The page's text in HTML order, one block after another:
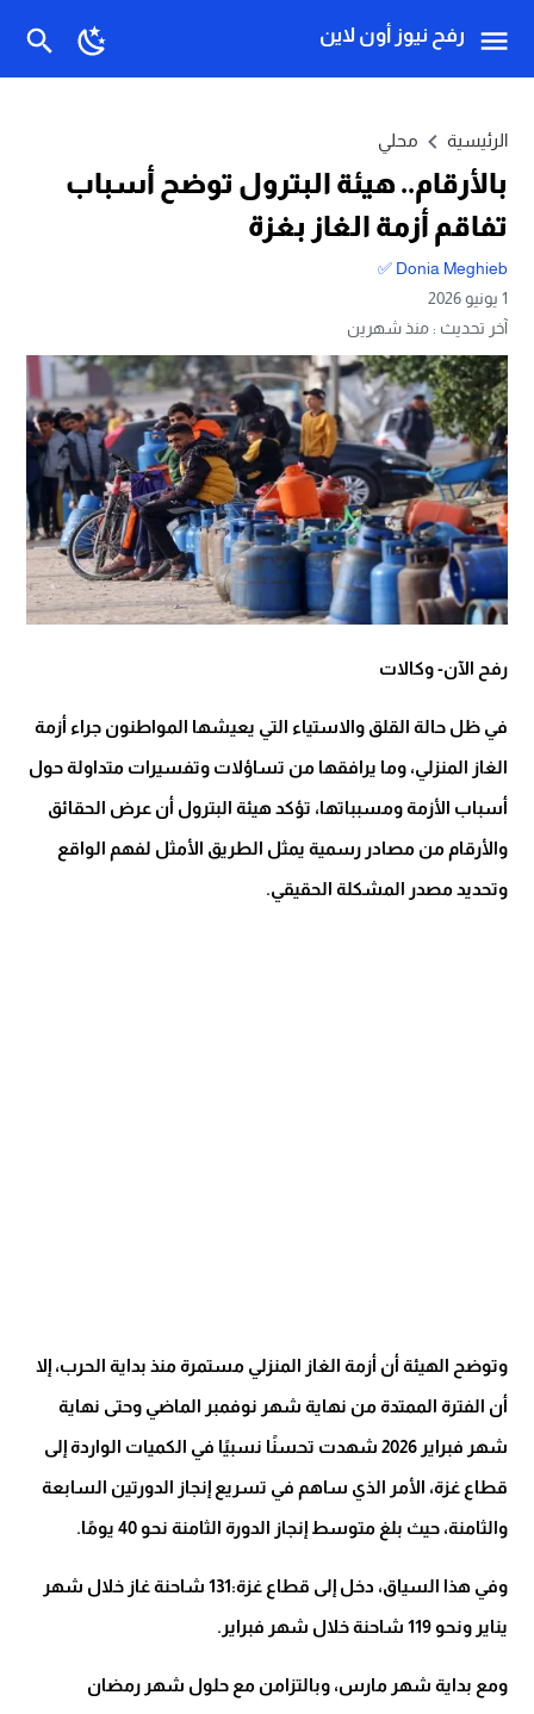
رفح نيوز أون لاين
الرئيسية محلي
بالأرقام.. هيئة البترول توضح أسباب
تفاقم أزمة الغاز بغزة
Donia Meghieb ✅
1 يونيو 2026
آخر تحديث :منذ شهرين
رفح الآن- وكالات
في ظل حالة القلق والاستياء التي يعيشها المواطنون جراء أزمة
الغاز المنزلي، وما يرافقها من تساؤلات وتفسيرات متداولة حول
أسباب الأزمة ومسبباتها، تؤكد هيئة البترول أن عرض الحقائق
والأرقام من مصادر رسمية يمثل الطريق الأمثل لفهم الواقع
وتحديد مصدر المشكلة الحقيقي.
وتوضح الهيئة أن أزمة الغاز المنزلي مستمرة منذ بداية الحرب، إلا
أن الفترة الممتدة من نهاية شهر نوفمبر الماضي وحتى نهاية
شهر فبراير 2026 شهدت تحسنًا نسبيًا في الكميات الواردة إلى
قطاع غزة، الأمر الذي ساهم في تسريع إنجاز الدورتين السابعة
والثامنة، حيث بلغ متوسط إنجاز الدورة الثامنة نحو 40 يومًا.
وفي هذا السياق، دخل إلى قطاع غزة:131 شاحنة غاز خلال شهر
يناير ونحو 119 شاحنة خلال شهر فبراير.
ومع بداية شهر مارس، وبالتزامن مع حلول شهر رمضان